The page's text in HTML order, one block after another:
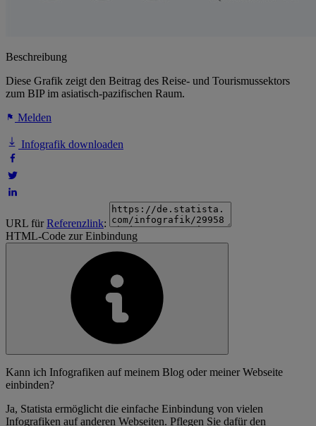
Beschreibung
Diese Grafik zeigt den Beitrag des Reise- und Tourismussektors
zum BIP im asiatisch-pazifischen Raum.
Melden
Infografik downloaden
URL fürReferenzlink:
HTML-Code zur Einbindung
Kann ich Infografiken auf meinem Blog oder meiner Webseite
einbinden?
Ja, Statista ermöglicht die einfache Einbindung von vielen
Infografiken auf anderen Webseiten. Pflegen Sie dafür den